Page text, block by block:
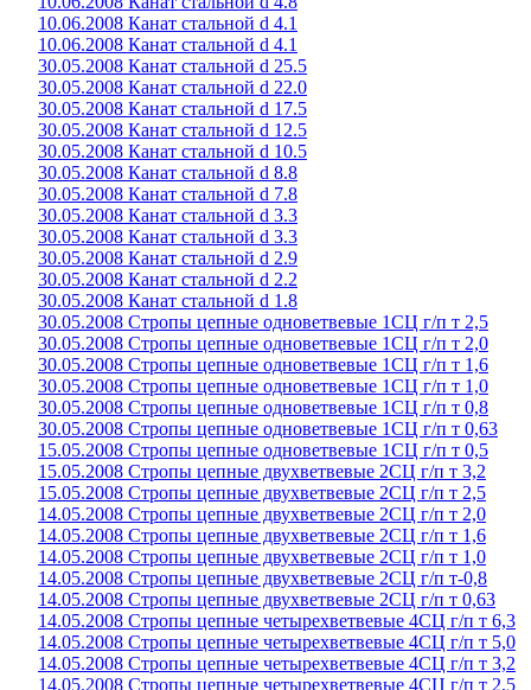
10.06.2008 Канат стальной d 4.1
10.06.2008 Канат стальной d 4.1
30.05.2008 Канат стальной d 25.5
30.05.2008 Канат стальной d 22.0
30.05.2008 Канат стальной d 17.5
30.05.2008 Канат стальной d 12.5
30.05.2008 Канат стальной d 10.5
30.05.2008 Канат стальной d 8.8
30.05.2008 Канат стальной d 7.8
30.05.2008 Канат стальной d 3.3
30.05.2008 Канат стальной d 3.3
30.05.2008 Канат стальной d 2.9
30.05.2008 Канат стальной d 2.2
30.05.2008 Канат стальной d 1.8
30.05.2008 Стропы цепные одноветвевые 1СЦ г/п т 2,5
30.05.2008 Стропы цепные одноветвевые 1СЦ г/п т 2,0
30.05.2008 Стропы цепные одноветвевые 1СЦ г/п т 1,6
30.05.2008 Стропы цепные одноветвевые 1СЦ г/п т 1,0
30.05.2008 Стропы цепные одноветвевые 1СЦ г/п т 0,8
30.05.2008 Стропы цепные одноветвевые 1СЦ г/п т 0,63
15.05.2008 Стропы цепные одноветвевые 1СЦ г/п т 0,5
15.05.2008 Стропы цепные двухветвевые 2СЦ г/п т 3,2
15.05.2008 Стропы цепные двухветвевые 2СЦ г/п т 2,5
14.05.2008 Стропы цепные двухветвевые 2СЦ г/п т 2,0
14.05.2008 Стропы цепные двухветвевые 2СЦ г/п т 1,6
14.05.2008 Стропы цепные двухветвевые 2СЦ г/п т 1,0
14.05.2008 Стропы цепные двухветвевые 2СЦ г/п т-0,8
14.05.2008 Стропы цепные двухветвевые 2СЦ г/п т 0,63
14.05.2008 Стропы цепные четырехветвевые 4СЦ г/п т 6,3
14.05.2008 Стропы цепные четырехветвевые 4СЦ г/п т 5,0
14.05.2008 Стропы цепные четырехветвевые 4СЦ г/п т 3,2
14.05.2008 Стропы цепные четырехветвевые 4СЦ г/п т 2,5